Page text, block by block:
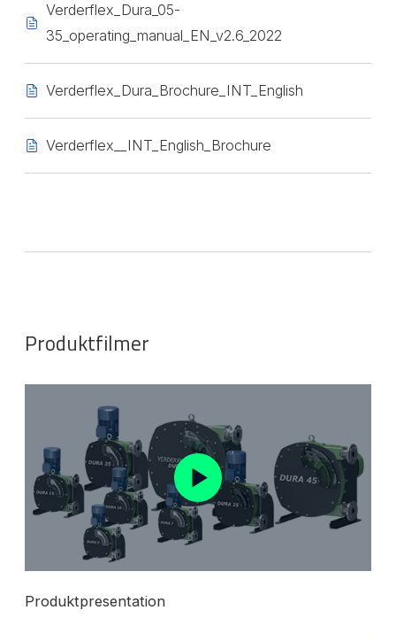
Verderflex_Dura_05-
35_operating_manual_EN_v2.6_2022
Verderflex_Dura_Brochure_INT_English
Verderflex__INT_English_Brochure
Produktfilmer
Produktpresentation